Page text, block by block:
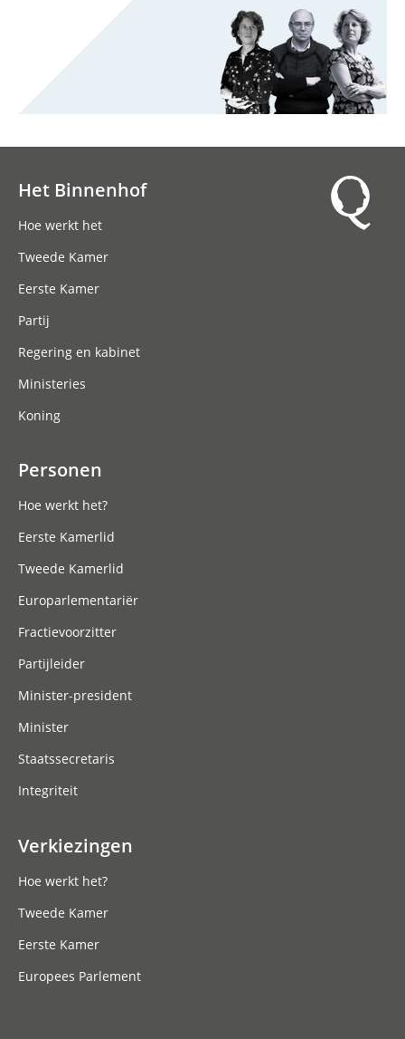
Het Binnenhof
Hoe werkt het
Tweede Kamer
Eerste Kamer
Partij
Regering en kabinet
Ministeries
Koning
Personen
Hoe werkt het?
Eerste Kamerlid
Tweede Kamerlid
Europarlementariër
Fractievoorzitter
Partijleider
Minister-president
Minister
Staatssecretaris
Integriteit
Verkiezingen
Hoe werkt het?
Tweede Kamer
Eerste Kamer
Europees Parlement